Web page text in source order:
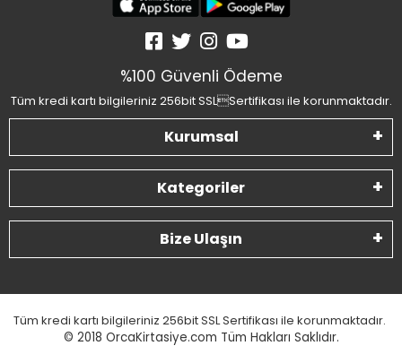
%100 Güvenli Ödeme
Tüm kredi kartı bilgileriniz 256bit SSLSertifikası ile korunmaktadır.
Kurumsal
Kategoriler
Bize Ulaşın
Tüm kredi kartı bilgileriniz 256bit SSL Sertifikası ile korunmaktadır.
© 2018 OrcaKirtasiye.com Tüm Hakları Saklıdır.